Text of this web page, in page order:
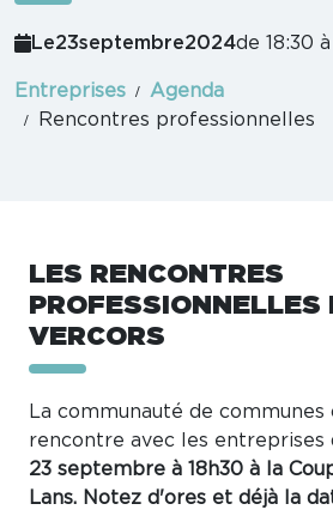
Le23septembre2024de 18:30
Entreprises
Agenda
Rencontres professionnelles
LES RENCONTRES
PROFESSIONNELLES
VERCORS
La communauté de communes
rencontre avec les entreprises
23 septembre à 18h30 à la
Lans. Notez d'ores et déjà la